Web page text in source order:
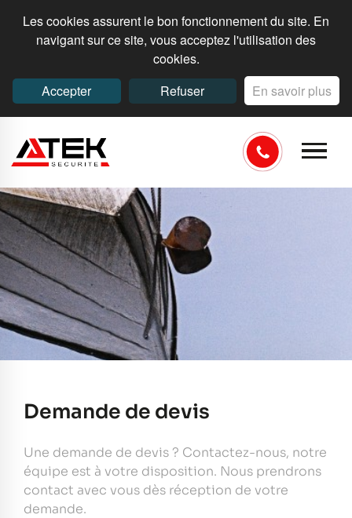
Les cookies assurent le bon fonctionnement du site. En
navigant sur ce site, vous acceptez l'utilisation des
cookies.
Accepter
Refuser En savoir plus
Demande de devis
Une demande de devis ? Contactez-nous, notre
équipe est à votre disposition. Nous prendrons
contact avec vous dès réception de votre
demande.